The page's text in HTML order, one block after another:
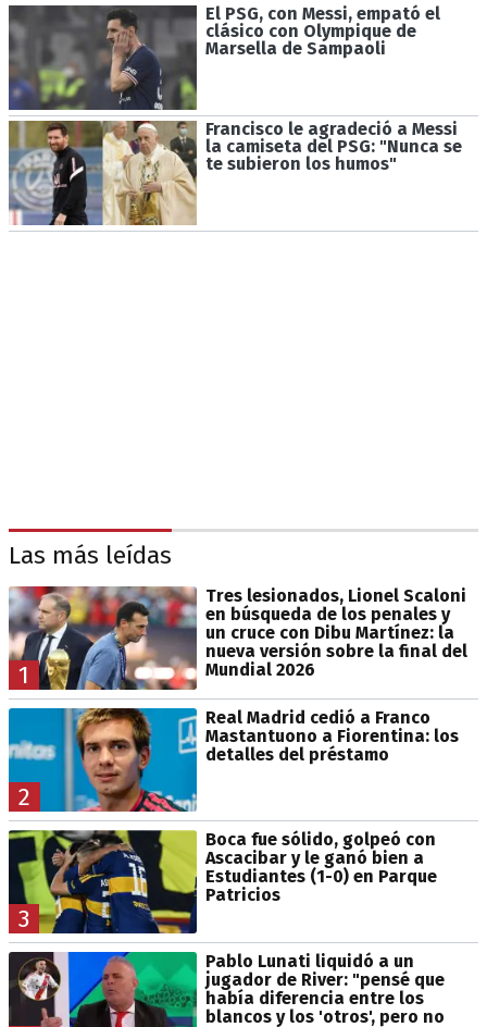
El PSG, con Messi, empató el
clásico con Olympique de
Marsella de Sampaoli
Francisco le agradeció a Messi
la camiseta del PSG: "Nunca se
te subieron los humos"
Las más leídas
1
Tres lesionados, Lionel Scaloni
en búsqueda de los penales y
un cruce con Dibu Martínez: la
nueva versión sobre la final del
Mundial 2026
2
Real Madrid cedió a Franco
Mastantuono a Fiorentina: los
detalles del préstamo
3
Boca fue sólido, golpeó con
Ascacibar y le ganó bien a
Estudiantes (1-0) en Parque
Patricios
Pablo Lunati liquidó a un
jugador de River: "pensé que
había diferencia entre los
blancos y los 'otros', pero no